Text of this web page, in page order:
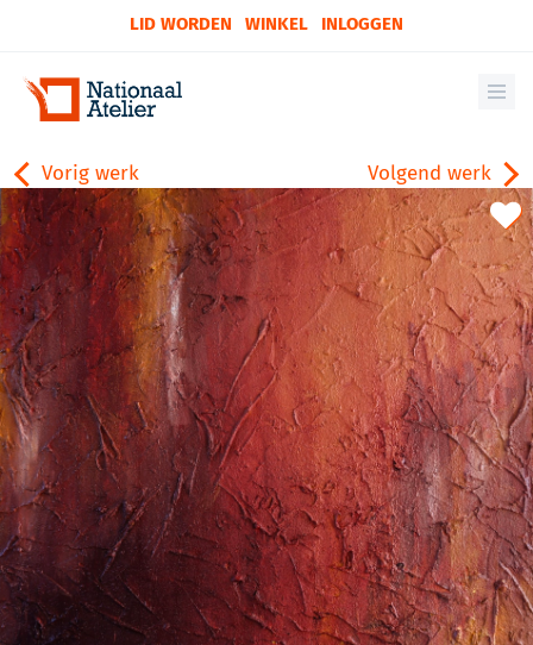
LID WORDEN WINKEL INLOGGEN
Volgend werk
Vorig werk